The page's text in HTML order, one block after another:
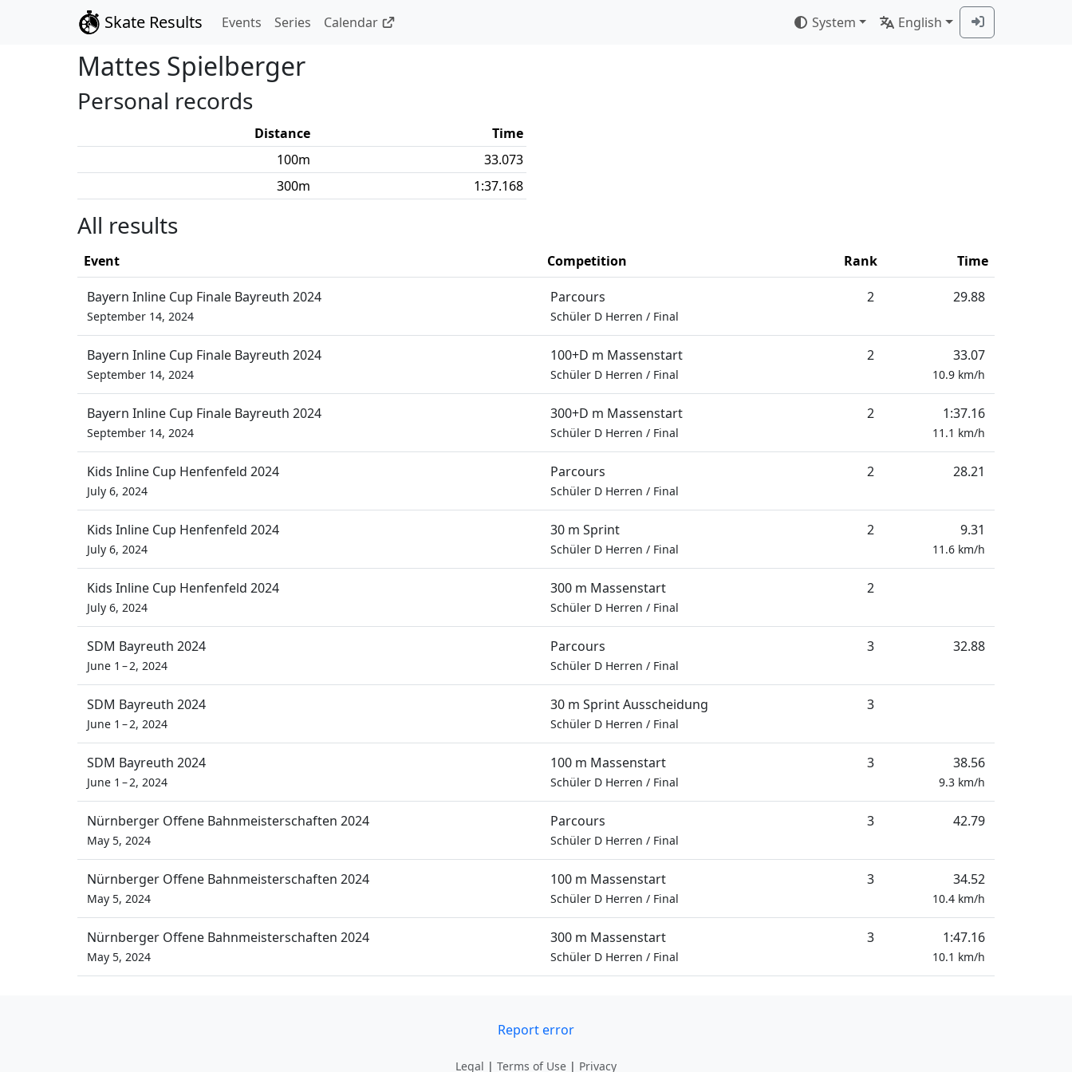
Skate Results Events Series Calendar System English
Mattes Spielberger
Personal records
Distance
Time
100m
33.073
300m 1:37.168
All results
Event Competition Rank Time
Bayern Inline Cup Finale Bayreuth 2024
September 14, 2024
Parcours
Schüler D Herren / Final
2 29.88
Bayern Inline Cup Finale Bayreuth 2024
September 14, 2024
100+D m Massenstart
Schüler D Herren / Final
2 33.07
10.9 km/h
Bayern Inline Cup Finale Bayreuth 2024
September 14, 2024
300+D m Massenstart
Schüler D Herren / Final
2 1:37.16
11.1 km/h
Kids Inline Cup Henfenfeld 2024
July 6, 2024
Parcours
Schüler D Herren / Final
2 28.21
Kids Inline Cup Henfenfeld 2024
July 6, 2024
30 m Sprint
Schüler D Herren / Final
2 9.31
11.6 km/h
Kids Inline Cup Henfenfeld 2024
July 6, 2024
300 m Massenstart
Schüler D Herren / Final
2
SDM Bayreuth 2024
June 1 – 2, 2024
Parcours
Schüler D Herren / Final
3 32.88
SDM Bayreuth 2024
June 1 – 2, 2024
30 m Sprint Ausscheidung
Schüler D Herren / Final
3
SDM Bayreuth 2024
June 1 – 2, 2024
100 m Massenstart
Schüler D Herren / Final
3 38.56
9.3 km/h
Nürnberger Offene Bahnmeisterschaften 2024
May 5, 2024
Parcours
Schüler D Herren / Final
3 42.79
Nürnberger Offene Bahnmeisterschaften 2024
May 5, 2024
100 m Massenstart
Schüler D Herren / Final
3 34.52
10.4 km/h
Nürnberger Offene Bahnmeisterschaften 2024
May 5, 2024
300 m Massenstart
Schüler D Herren / Final
3 1:47.16
10.1 km/h
Report error
Legal | Terms of Use | Privacy